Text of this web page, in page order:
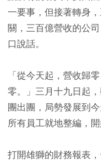
一要事，但接著轉身
關，三百億營收的公
口說話。
「從今天起，營收歸
零。」三月十九日起
團出團，局勢發展到
所有員工就地整編，
打開雄獅的財務報表